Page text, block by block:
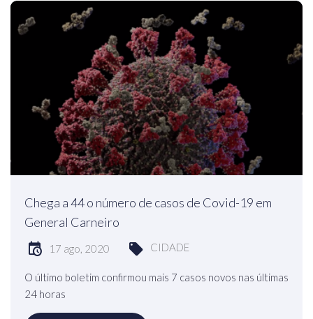
Chega a 44 o número de casos de Covid-19 em
General Carneiro
17 ago, 2020 CIDADE
O último boletim confirmou mais 7 casos novos nas últimas
24 horas